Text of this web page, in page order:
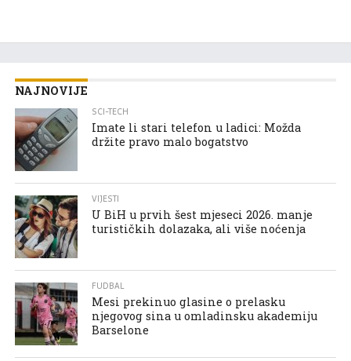
NAJNOVIJE
SCI-TECH
Imate li stari telefon u ladici: Možda
držite pravo malo bogatstvo
VIJESTI
U BiH u prvih šest mjeseci 2026. manje
turističkih dolazaka, ali više noćenja
FUDBAL
Mesi prekinuo glasine o prelasku
njegovog sina u omladinsku akademiju
Barselone